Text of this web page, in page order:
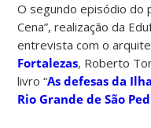
O segundo episódio do
Cena”, realização da
entrevista com o
Fortalezas, Roberto
livro “As defesas da
Rio Grande de São